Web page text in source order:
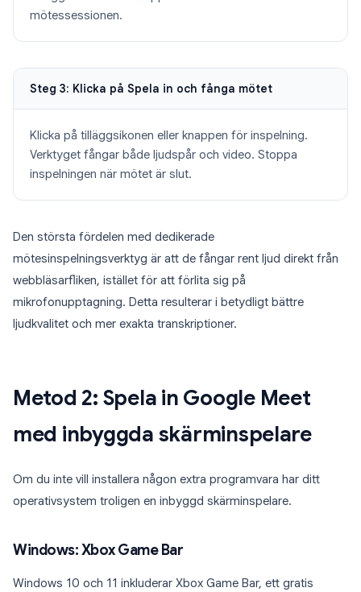
mötessessionen.
Steg 3: Klicka på Spela in och fånga mötet
Klicka på tilläggsikonen eller knappen för inspelning.
Verktyget fångar både ljudspår och video. Stoppa
inspelningen när mötet är slut.
Den största fördelen med dedikerade
mötesinspelningsverktyg är att de fångar rent ljud direkt från
webbläsarfliken, istället för att förlita sig på
mikrofonupptagning. Detta resulterar i betydligt bättre
ljudkvalitet och mer exakta transkriptioner.
Metod 2: Spela in Google Meet
med inbyggda skärminspelare
Om du inte vill installera någon extra programvara har ditt
operativsystem troligen en inbyggd skärminspelare.
Windows: Xbox Game Bar
Windows 10 och 11 inkluderar Xbox Game Bar, ett gratis